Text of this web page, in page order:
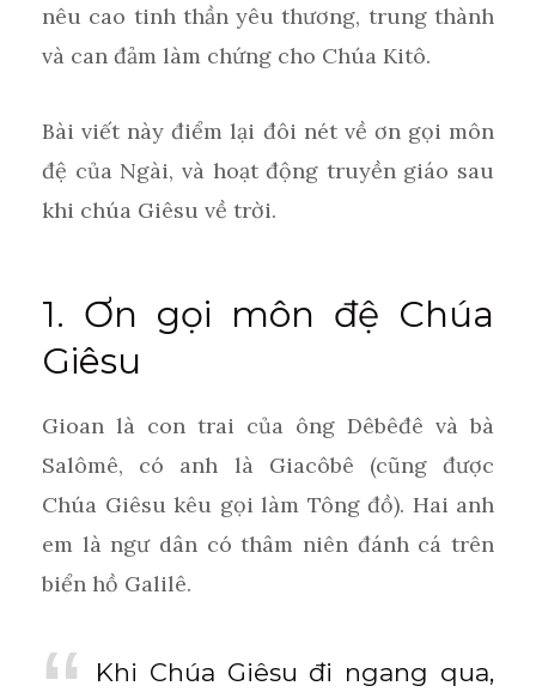
nêu cao tinh thần yêu thương, trung thành
và can đảm làm chứng cho Chúa Kitô.
Bài viết này điểm lại đôi nét về ơn gọi môn
đệ của Ngài, và hoạt động truyền giáo sau
khi chúa Giêsu về trời.
1. Ơn gọi môn đệ Chúa
Giêsu
Gioan là con trai của ông Dêbêđê và bà
Salômê, có anh là Giacôbê (cũng được
Chúa Giêsu kêu gọi làm Tông đồ). Hai anh
em là ngư dân có thâm niên đánh cá trên
biển hồ Galilê.
Khi Chúa Giêsu đi ngang qua,